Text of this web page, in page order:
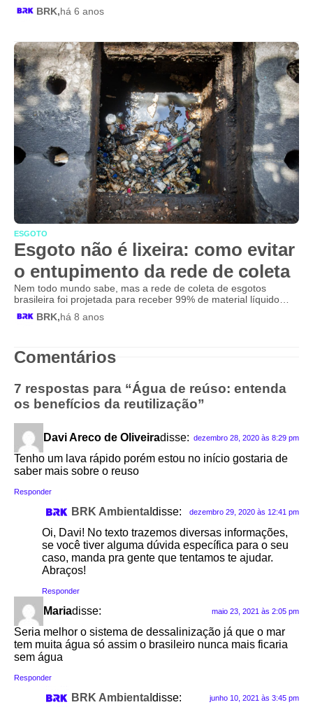
BRK,há 6 anos
ESGOTO
Esgoto não é lixeira: como evitar
o entupimento da rede de coleta
Nem todo mundo sabe, mas a rede de coleta de esgotos
brasileira foi projetada para receber 99% de material líquido…
BRK,há 8 anos
Comentários
7 respostas para “Água de reúso: entenda
os benefícios da reutilização”
Davi Areco de Oliveiradisse: dezembro 28, 2020 às 8:29 pm
Tenho um lava rápido porém estou no início gostaria de
saber mais sobre o reuso
Responder
BRK Ambiental disse: dezembro 29, 2020 às 12:41 pm
Oi, Davi! No texto trazemos diversas informações,
se você tiver alguma dúvida específica para o seu
caso, manda pra gente que tentamos te ajudar.
Abraços!
Responder
Mariadisse: maio 23, 2021 às 2:05 pm
Seria melhor o sistema de dessalinização já que o mar
tem muita água só assim o brasileiro nunca mais ficaria
sem água
Responder
BRK Ambiental disse: junho 10, 2021 às 3:45 pm